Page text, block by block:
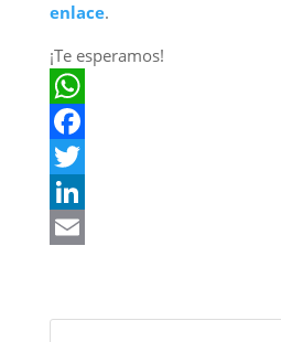
enlace.
¡Te esperamos!
W
h
a
F
a
c
T
w
L